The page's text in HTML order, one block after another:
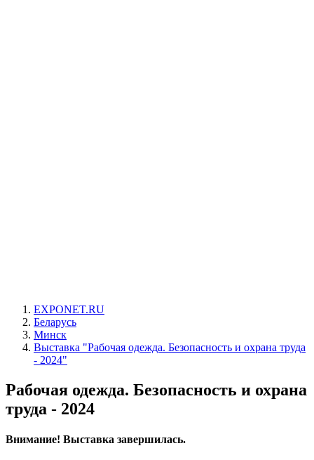
EXPONET.RU
Беларусь
Минск
Выставка "Рабочая одежда. Безопасность и охрана труда
- 2024"
Рабочая одежда. Безопасность и охрана
труда - 2024
Внимание! Выставка завершилась.